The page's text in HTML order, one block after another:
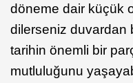
döneme dair küçük
dilerseniz duvardan
tarihin önemli bir
mutluluğunu